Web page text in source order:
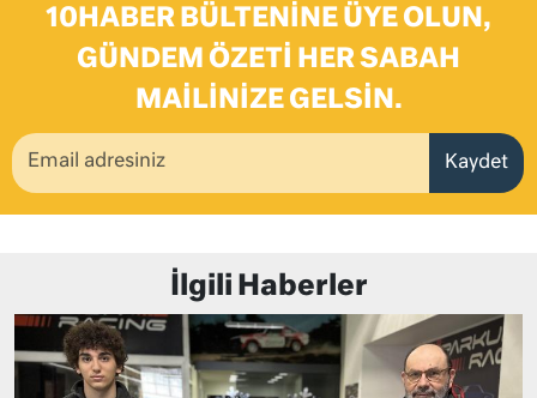
10HABER BÜLTENINE ÜYE OLUN,
GÜNDEM ÖZETI HER SABAH
MAILINIZE GELSIN.
Kaydet
İlgili Haberler